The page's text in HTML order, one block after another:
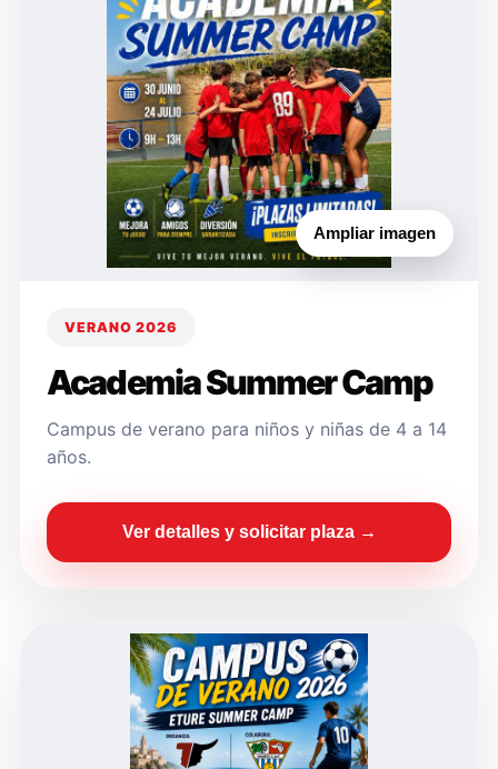
Ampliar imagen
VERANO 2026
Academia Summer Camp
Campus de verano para niños y niñas de 4 a 14
años.
Ver detalles y solicitar plaza →